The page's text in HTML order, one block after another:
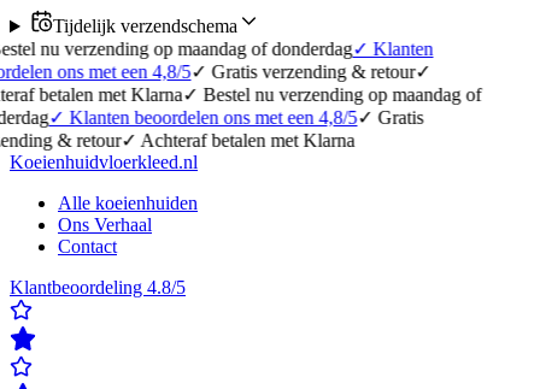
Tijdelijk verzendschema
op maandag of donderdag✓Klanten
een 4,8/5✓Gratis verzending & retour✓
met Klarna✓Bestel nu verzending op maandag of
beoordelen ons met een 4,8/5✓Gratis
✓ Achteraf betalen met Klarna
Koeienhuidvloerkleed.nl
Alle koeienhuiden
Ons Verhaal
Contact
Klantbeoordeling 4.8/5